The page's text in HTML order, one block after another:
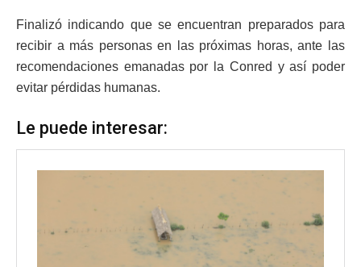
Finalizó indicando que se encuentran preparados para
recibir a más personas en las próximas horas, ante las
recomendaciones emanadas por la Conred y así poder
evitar pérdidas humanas.
Le puede interesar: